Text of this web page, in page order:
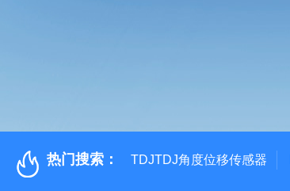
热门搜索： TDJTDJ角度位移传感器